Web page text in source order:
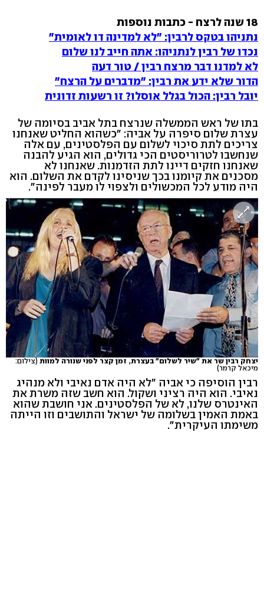
18 שנה לרצח - כתבות נוספות
נתניהו בטקס לרבין: "לא למדינה דו לאומית"
נכדו של רבין לנתניהו: אתה חייב לנו שלום
לא למדנו דבר מרצח רבין / טור דעה
הדור שלא ידע את רבין: "מדברים על הרצח"
יובל רבין: הכול בגלל אוסלו? זו רשעות זדונית
בתו של ראש הממשלה שנרצח בתל אביב בסיומה של
עצרת שלום סיפרה על אביה: "כשהוא החליט שאנחנו
צריכים לתת סיכוי לשלום עם הפלסטינים, עם אלה
שנחשבו לטרוריסטים הכי גדולים, הוא הגיע להבנה
שאנחנו חזקים דיינו לתת הזדמנות. שאנחנו לא
מסכנים את קיומנו בכך שניסינו לקדם את השלום. הוא
היה מודע לכל המכשולים ולצפוי לו מעבר לפינה".
יצחק רבין שר את "שיר לשלום" בעצרת, זמן קצר לפני שנורה למוות (צילום:
מיכאל קרמר)
רבין הוסיפה כי אביה "לא היה אדם נאיבי ולא מנהיג
נאיבי. הוא היה רציני ושקול. הוא חשב שזה משרת את
האינטרס שלנו, לא של הפלסטינים. אני חושבת שהוא
באמת האמין בשלומה של ישראל והתושבים וזו הייתה
משימתו העיקרית".